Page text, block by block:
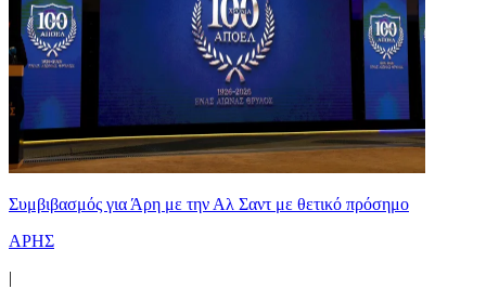
Συμβιβασμός για Άρη με την Αλ Σαντ με θετικό πρόσημο
ΑΡΗΣ
|